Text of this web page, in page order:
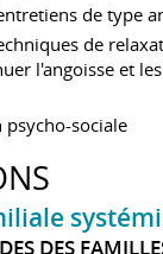
de type
de
l'angoisse et
sociale
DES